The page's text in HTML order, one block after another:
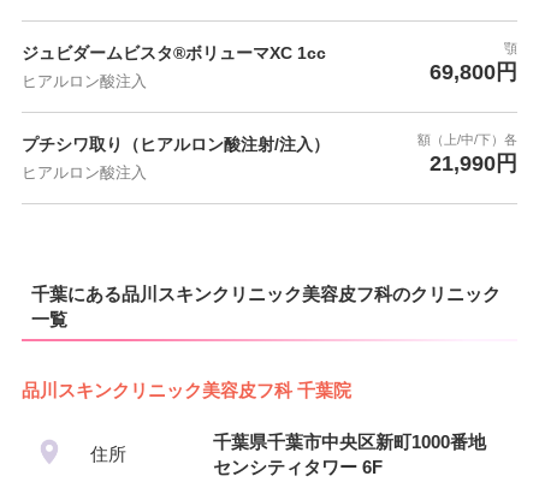
ジュビダームビスタ®ボリューマXC 1cc
ヒアルロン酸注入
顎
69,800円
プチシワ取り（ヒアルロン酸注射/注入）
ヒアルロン酸注入
額（上/中/下）各
21,990円
千葉にある品川スキンクリニック美容皮フ科のクリニック
一覧
品川スキンクリニック美容皮フ科 千葉院
住所
千葉県千葉市中央区新町1000番地
センシティタワー 6F